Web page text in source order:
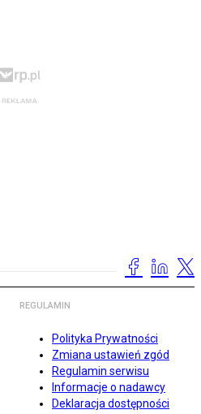
REGULAMIN
Polityka Prywatności
Zmiana ustawień zgód
Regulamin serwisu
Informacje o nadawcy
Deklaracja dostępności